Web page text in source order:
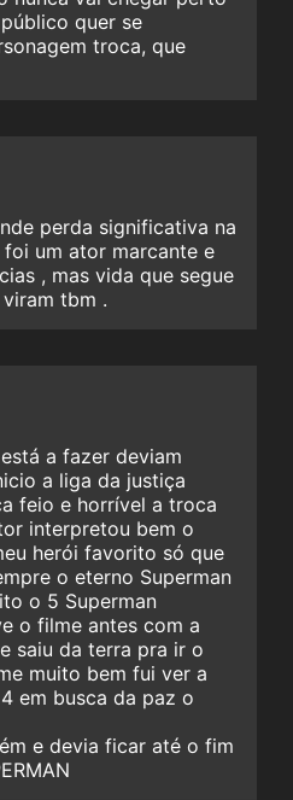
quer se
troca, que
perda significativa na
um ator marcante e
, mas vida que segue
tbm .
a fazer deviam
a liga da justiça
feio e horrível a troca
interpretou bem o
herói favorito só que
o eterno Superman
o 5 Superman
o filme antes com a
saiu da terra pra ir o
muito bem fui ver a
em busca da paz o
e devia ficar até o fim